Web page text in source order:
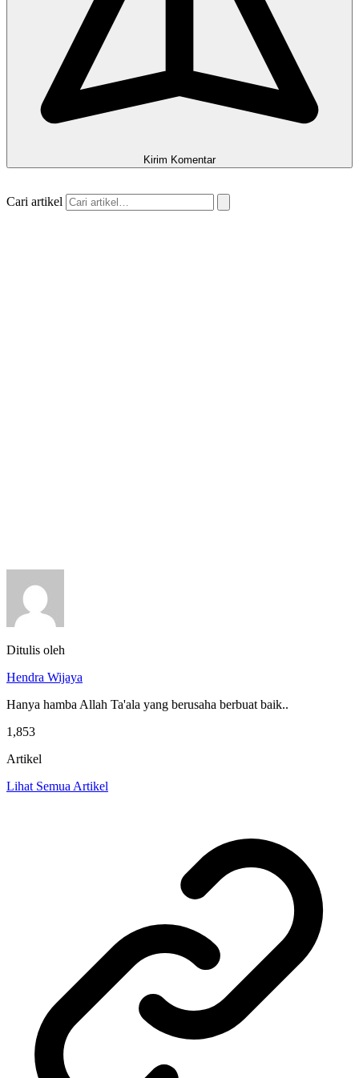
Kirim Komentar
Cari artikel
Ditulis oleh
Hendra Wijaya
Hanya hamba Allah Ta'ala yang berusaha berbuat baik..
1,853
Artikel
Lihat Semua Artikel